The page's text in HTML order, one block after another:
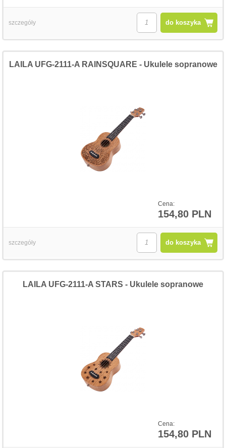
do koszyka
szczegóły
Cena:
154,80 PLN
LAILA UFG-2111-A RAINSQUARE - Ukulele sopranowe
do koszyka
szczegóły
Cena:
154,80 PLN
LAILA UFG-2111-A STARS - Ukulele sopranowe